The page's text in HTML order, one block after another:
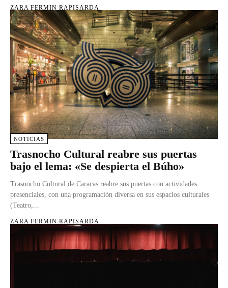
ZARA FERMIN RAPISARDA
NOTICIAS
Trasnocho Cultural reabre sus puertas
bajo el lema: «Se despierta el Búho»
Trasnocho Cultural de Caracas reabre sus puertas con actividades
presenciales, con una programación diversa en sus espacios culturales
(Teatro,...
ZARA FERMIN RAPISARDA